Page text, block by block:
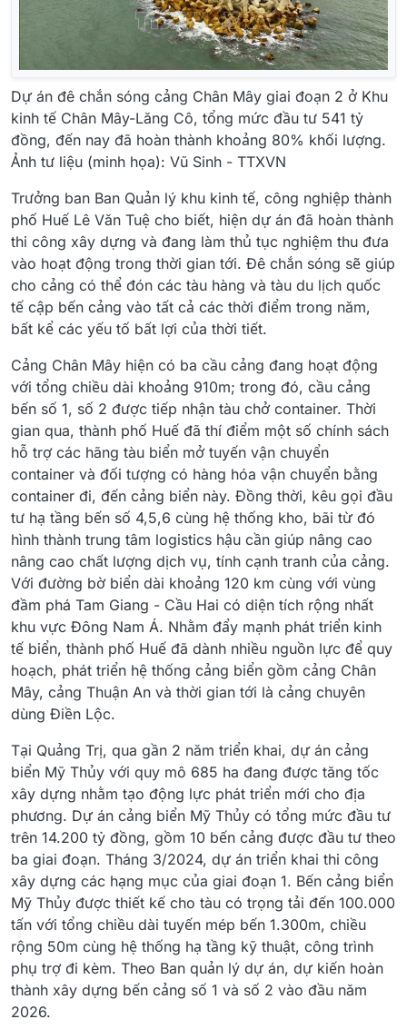
Dự án đê chắn sóng cảng Chân Mây giai đoạn 2 ở Khu
kinh tế Chân Mây-Lăng Cô, tổng mức đầu tư 541 tỷ
đồng, đến nay đã hoàn thành khoảng 80% khối lượng.
Ảnh tư liệu (minh họa): Vũ Sinh - TTXVN
Trưởng ban Ban Quản lý khu kinh tế, công nghiệp thành
phố Huế Lê Văn Tuệ cho biết, hiện dự án đã hoàn thành
thi công xây dựng và đang làm thủ tục nghiệm thu đưa
vào hoạt động trong thời gian tới. Đê chắn sóng sẽ giúp
cho cảng có thể đón các tàu hàng và tàu du lịch quốc
tế cập bến cảng vào tất cả các thời điểm trong năm,
bất kể các yếu tố bất lợi của thời tiết.
Cảng Chân Mây hiện có ba cầu cảng đang hoạt động
với tổng chiều dài khoảng 910m; trong đó, cầu cảng
bến số 1, số 2 được tiếp nhận tàu chở container. Thời
gian qua, thành phố Huế đã thí điểm một số chính sách
hỗ trợ các hãng tàu biển mở tuyến vận chuyển
container và đối tượng có hàng hóa vận chuyển bằng
container đi, đến cảng biển này. Đồng thời, kêu gọi đầu
tư hạ tầng bến số 4,5,6 cùng hệ thống kho, bãi từ đó
hình thành trung tâm logistics hậu cần giúp nâng cao
nâng cao chất lượng dịch vụ, tính cạnh tranh của cảng.
Với đường bờ biển dài khoảng 120 km cùng với vùng
đầm phá Tam Giang - Cầu Hai có diện tích rộng nhất
khu vực Đông Nam Á. Nhằm đẩy mạnh phát triển kinh
tế biển, thành phố Huế đã dành nhiều nguồn lực để quy
hoạch, phát triển hệ thống cảng biển gồm cảng Chân
Mây, cảng Thuận An và thời gian tới là cảng chuyên
dùng Điền Lộc.
Tại Quảng Trị, qua gần 2 năm triển khai, dự án cảng
biển Mỹ Thủy với quy mô 685 ha đang được tăng tốc
xây dựng nhằm tạo động lực phát triển mới cho địa
phương. Dự án cảng biển Mỹ Thủy có tổng mức đầu tư
trên 14.200 tỷ đồng, gồm 10 bến cảng được đầu tư theo
ba giai đoạn. Tháng 3/2024, dự án triển khai thi công
xây dựng các hạng mục của giai đoạn 1. Bến cảng biển
Mỹ Thủy được thiết kế cho tàu có trọng tải đến 100.000
tấn với tổng chiều dài tuyến mép bến 1.300m, chiều
rộng 50m cùng hệ thống hạ tầng kỹ thuật, công trình
phụ trợ đi kèm. Theo Ban quản lý dự án, dự kiến hoàn
thành xây dựng bến cảng số 1 và số 2 vào đầu năm
2026.